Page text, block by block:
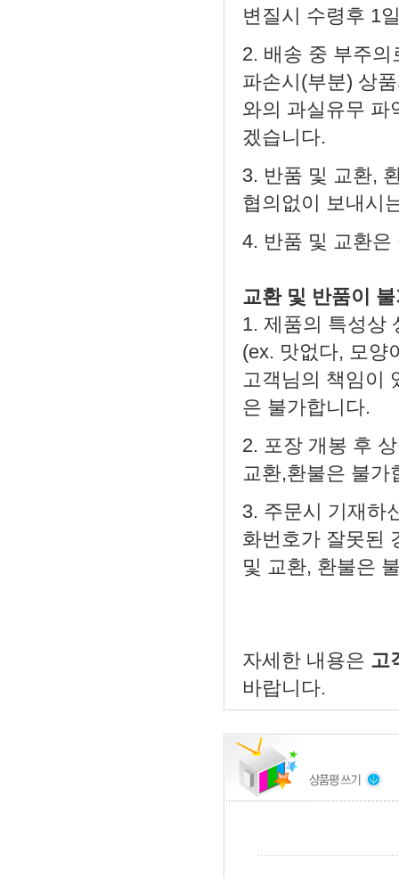
변질시 수령후 1
2. 배송 중 부주
파손시(부분) 상
와의 과실유무 파
겠습니다.
3. 반품 및 교환,
협의없이 보내시
4. 반품 및 교환
교환 및 반품이
1. 제품의 특성상
(ex. 맛없다, 모양
고객님의 책임이
은 불가합니다.
2. 포장 개봉 후
교환,환불은 불가
3. 주문시 기재하
화번호가 잘못된
및 교환, 환불은
자세한 내용은 고
바랍니다.